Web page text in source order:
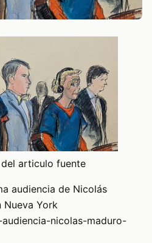
articulo fuente
audiencia de Nicolás
Nueva York
nicolas-maduro-